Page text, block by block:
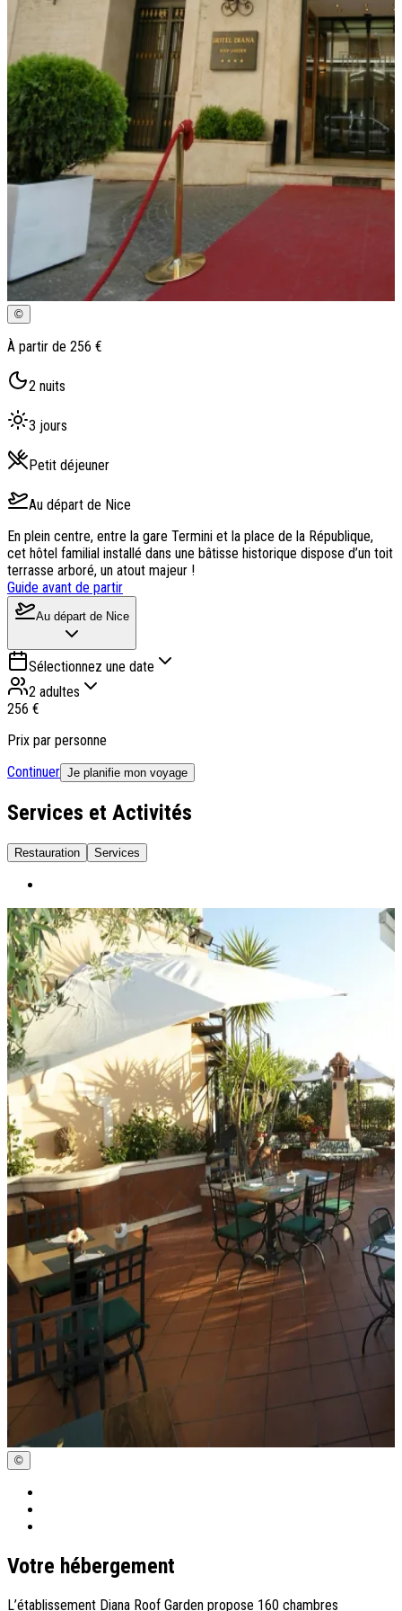
Notre histoire
Pourquoi voyager avec nous ?
Tourisme responsable
Nos brochures
Contactez-nous
Satisfaction client
Rejoignez-nous
©
À partir de 256 €
2 nuits
3 jours
Petit déjeuner
Au départ de Nice
En plein centre, entre la gare Termini et la place de la République,
cet hôtel familial installé dans une bâtisse historique dispose d’un toit
terrasse arboré, un atout majeur !
Guide avant de partir
Au départ de Nice
Sélectionnez une date
2 adultes
256 €
Prix par personne
Continuer Je planifie mon voyage
Services et Activités
Restauration Services
©
Votre hébergement
L’établissement Diana Roof Garden propose 160 chambres